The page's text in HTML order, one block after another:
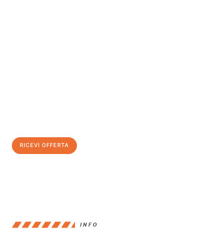
RICEVI OFFERTA
INFO